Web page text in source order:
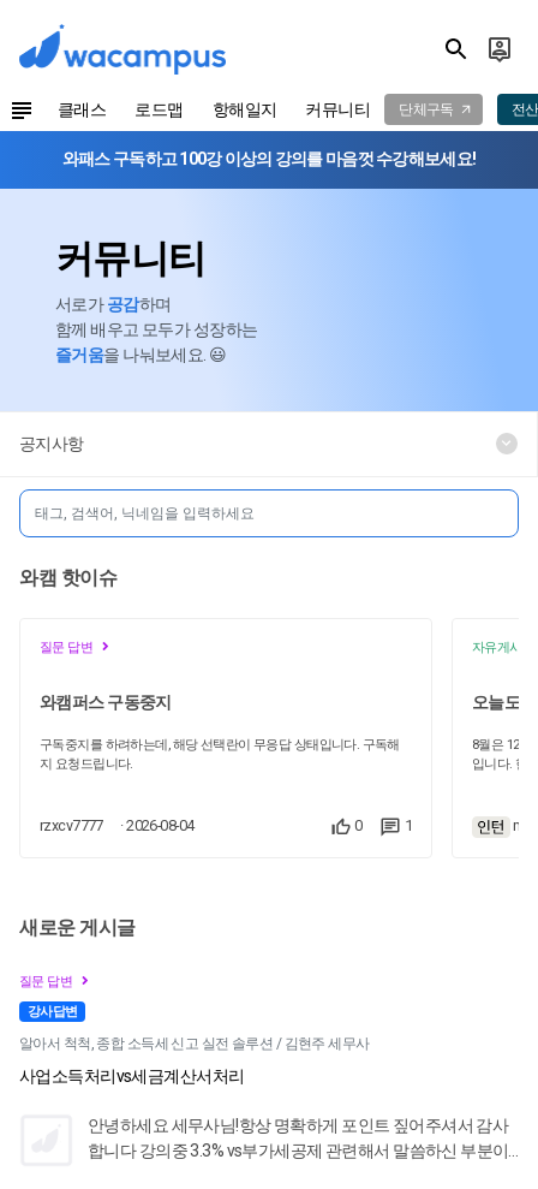
클래스 로드맵 항해일지 커뮤니티 단체구독 전
와패스 구독하고 100강 이상의 강의를 마음껏 수강해보세요!
커뮤니티
서로가공감하며
함께 배우고 모두가 성장하는
즐거움을 나눠보세요. 😃
공지사항
와캠 핫이슈
질문 답변
와캠퍼스 구동중지
구독중지를 하려하는데, 해당 선택란이 무응답 상태입니다. 구독해
지 요청드립니다.
rzxcv7777 · 2026-08-04 0 1
자유게시판
오늘도
8월은 12월
입니다. 현
현진 세무
택했습니다
가치세 신
다. 좋은 강
새로운 게시글
질문 답변
강사답변
알아서 척척, 종합 소득세 신고 실전 솔루션 / 김현주 세무사
사업소득처리vs세금계산서처리
안녕하세요 세무사님!항상 명확하게 포인트 짚어주셔서 감사
합니다 강의중 3.3% vs부가세공제 관련해서 말씀하신 부분이